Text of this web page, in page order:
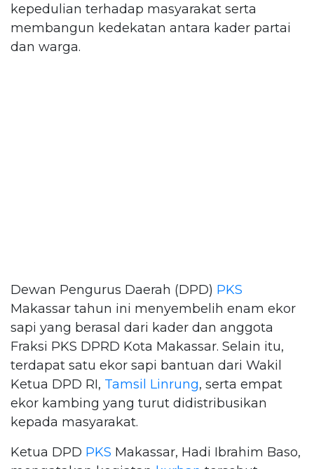
kepedulian terhadap masyarakat serta
membangun kedekatan antara kader partai
dan warga.
Dewan Pengurus Daerah (DPD) PKS
Makassar tahun ini menyembelih enam ekor
sapi yang berasal dari kader dan anggota
Fraksi PKS DPRD Kota Makassar. Selain itu,
terdapat satu ekor sapi bantuan dari Wakil
Ketua DPD RI, Tamsil Linrung, serta empat
ekor kambing yang turut didistribusikan
kepada masyarakat.
Ketua DPD PKS Makassar, Hadi Ibrahim Baso,